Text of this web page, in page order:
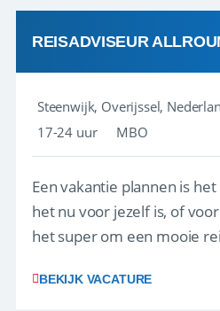
kwaliteitsbewaking van
REISADVISEUR
Steenwijk, Overijssel,
17-24 uur
MBO
Een vakantie plannen is
het nu voor jezelf is, of
het super om een mooie
vakantiegangers de meest
BEKIJK VACATURE